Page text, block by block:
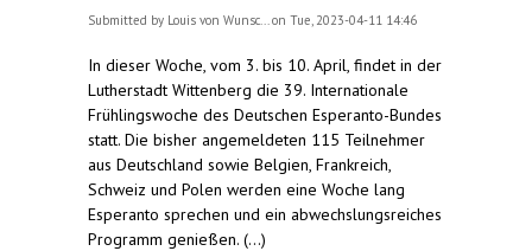
Submitted by Louis von Wunsc... on Tue, 2023-04-11 14:46
In dieser Woche, vom 3. bis 10. April, findet in der
Lutherstadt Wittenberg die 39. Internationale
Frühlingswoche des Deutschen Esperanto-Bundes
statt. Die bisher angemeldeten 115 Teilnehmer
aus Deutschland sowie Belgien, Frankreich,
Schweiz und Polen werden eine Woche lang
Esperanto sprechen und ein abwechslungsreiches
Programm genießen. (...)